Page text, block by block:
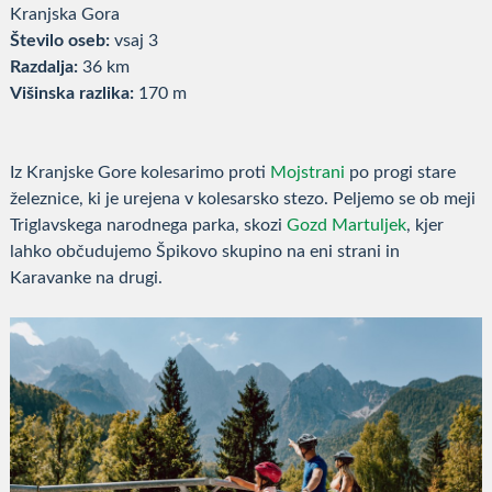
Kranjska Gora
Število oseb:vsaj 3
Razdalja: 36 km
Višinska razlika:170 m
Iz Kranjske Gore kolesarimo proti Mojstrani po progi stare
železnice, ki je urejena v kolesarsko stezo. Peljemo se ob meji
Triglavskega narodnega parka, skozi Gozd Martuljek, kjer
lahko občudujemo Špikovo skupino na eni strani in
Karavanke na drugi.